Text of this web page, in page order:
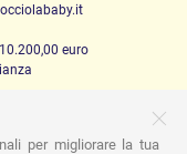
euro
per migliorare la tua